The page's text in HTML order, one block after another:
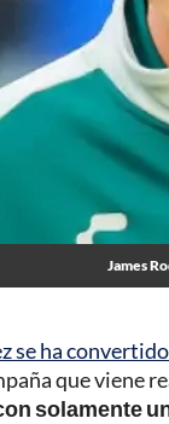
James
se ha
que viene
solamente